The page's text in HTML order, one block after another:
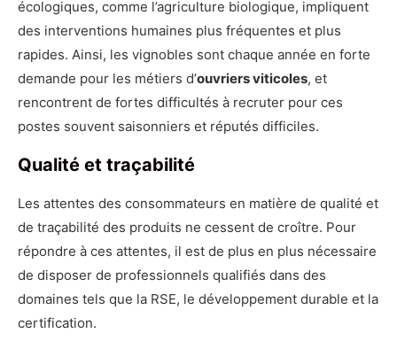
écologiques, comme l’agriculture biologique, impliquent
des interventions humaines plus fréquentes et plus
rapides. Ainsi, les vignobles sont chaque année en forte
demande pour les métiers d’ouvriers viticoles, et
rencontrent de fortes difficultés à recruter pour ces
postes souvent saisonniers et réputés difficiles.
Qualité et traçabilité
Les attentes des consommateurs en matière de qualité et
de traçabilité des produits ne cessent de croître. Pour
répondre à ces attentes, il est de plus en plus nécessaire
de disposer de professionnels qualifiés dans des
domaines tels que la RSE, le développement durable et la
certification.